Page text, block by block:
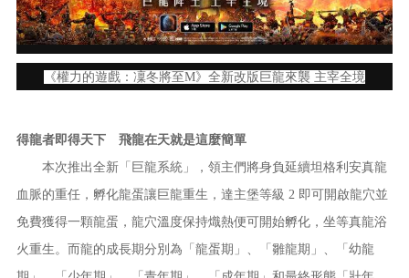
《權力的遊戲：凜冬將至M》全新改版巨龍來襲 主宰全境
得龍者即得天下 飛龍在天就是這麼簡單
本次推出全新「巨龍系統」，領主們將身負延續坦格利安真龍
血脈的重任，孵化龍蛋讓巨龍重生，達主堡等級 2 即可開啟龍穴並
免費獲得一顆龍蛋，龍穴溫度保持熾熱便可開始孵化，坐等真龍浴
火重生。而龍的成長期分別為「龍蛋期」、「雛龍期」、「幼龍